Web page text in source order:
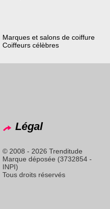
Marques et salons de coiffure
Coiffeurs célèbres
Légal
© 2008 - 2026 Trenditude
Marque déposée (3732854 -
INPI)
Tous droits réservés